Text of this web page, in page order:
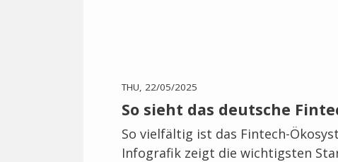
THU, 22/05/2025
So sieht das deutsche
So vielfältig ist das Fintech-
Infografik zeigt die wichtigsten